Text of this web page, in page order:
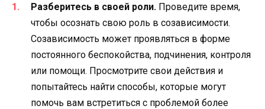
Разберитесь в своей роли. Проведите время,
чтобы осознать свою роль в созависимости.
Созависимость может проявляться в форме
постоянного беспокойства, подчинения, контроля
или помощи. Просмотрите свои действия и
попытайтесь найти способы, которые могут
помочь вам встретиться с проблемой более